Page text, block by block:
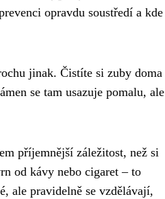
opravdu soustředí a kde
jinak. Čistíte si zuby doma
se tam usazuje pomalu, ale
příjemnější záležitost, než si
od kávy nebo cigaret – to
ale pravidelně se vzdělávají,